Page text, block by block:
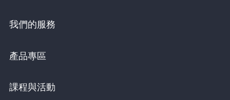
我們的服務
產品專區
課程與活動